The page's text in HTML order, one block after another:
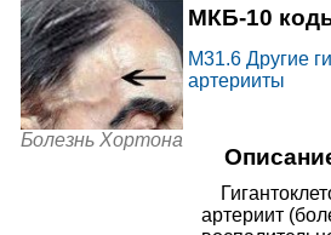
МЦ Жемчужина Подолья в
Климовске
Подольск, мкр. Климовск, ул.
Симферопольская, д. 39А
МЦ Жемчужина Подолья
на Ленинградской
Подольск, ул. Ленинградская д.
МЦ Жемчужина Подолья
Болезнь Хортона
МКБ-10
M31.6 Другие
артерииты
артериит